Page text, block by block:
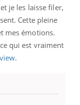
je les laisse filer,
Cette pleine
mes émotions.
qui est vraiment
.